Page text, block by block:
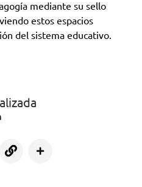
mediante su sello
estos espacios
del sistema educativo.